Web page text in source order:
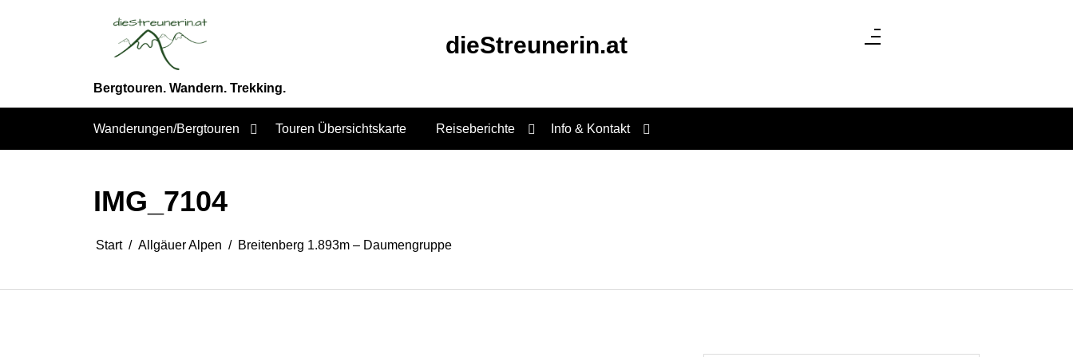
dieStreunerin.at
Bergtouren. Wandern. Trekking.
Wanderungen/Bergtouren Touren Übersichtskarte Reiseberichte Info & Kontakt
IMG_7104
Start Allgäuer Alpen Breitenberg 1.893m – Daumengruppe